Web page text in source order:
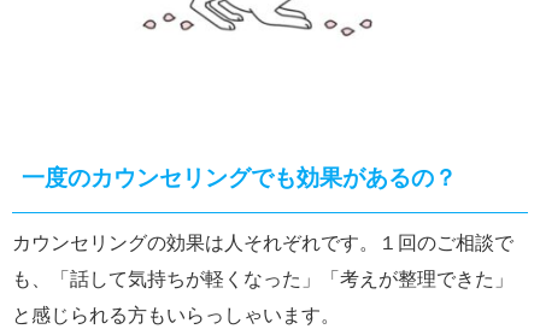
一度のカウンセリングでも効果があるの？
カウンセリングの効果は人それぞれです。１回のご相談で
も、「話して気持ちが軽くなった」「考えが整理できた」
と感じられる方もいらっしゃいます。